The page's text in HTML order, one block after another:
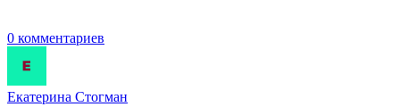
0 комментариев
Екатерина Стогман